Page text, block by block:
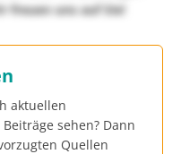
freuen uns auf Sie!
aktuellen
sehen? Dann
Quellen